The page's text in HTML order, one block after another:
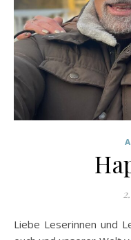
Liebe Leserinnen und Leser unseres Blogs, wir wünschen